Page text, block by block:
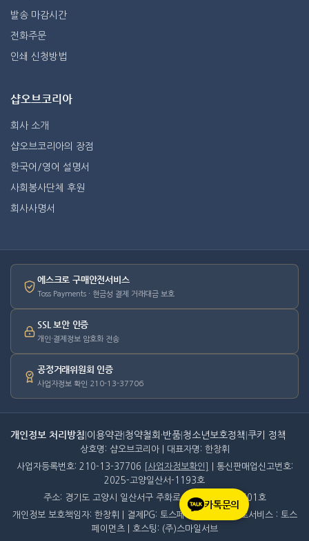
카톡문의
발송 마감시간
전화주문
인쇄 신청방법
샵오브코리아
회사 소개
샵오브코리아의 장점
한국어/영어 설명서
사회봉사단체 후원
회사사명서
에스크로 구매안전서비스
Toss Payments · 현금성 결제 거래대금 보호
SSL 보안 인증
개인·결제정보 암호화 전송
공정거래위원회 인증
사업자정보 확인 210-13-37706
개인정보 처리방침 이용약관 청약철회·반품 청소년보호정책 쿠키 정책
상호명: 샵오브코리아 | 대표자명: 한창휘
사업자등록번호: 210-13-37706
[사업자정보확인]
| 통신판매업신고번호:
2025-고양일산서-1193호
주소: 경기도 고양시 일산서구 주화로 42 주엽프라자 401호
개인정보 보호책임자: 한창휘 | 결제PG: 토스페이먼츠, 에스크로서비스 : 토스
페이먼츠 | 호스팅: (주)스마일서브